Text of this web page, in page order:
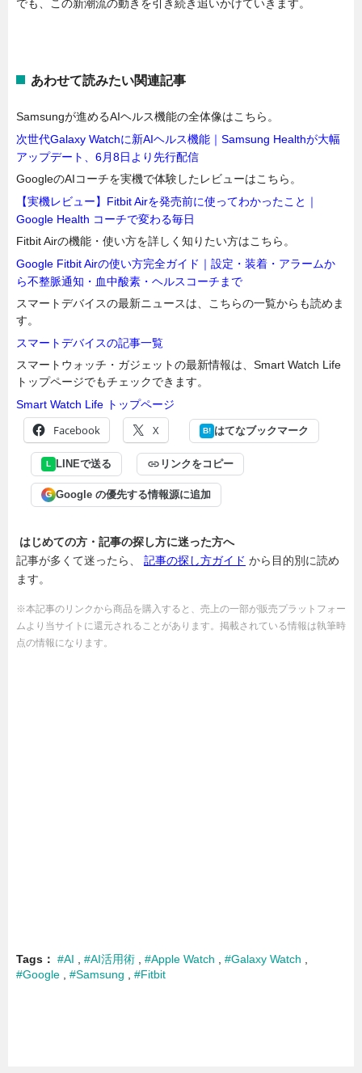
でも、この新潮流の動きを引き続き追いかけていきます。
あわせて読みたい関連記事
Samsungが進めるAIヘルス機能の全体像はこちら。
次世代Galaxy Watchに新AIヘルス機能｜Samsung Healthが大幅
アップデート、6月8日より先行配信
GoogleのAIコーチを実機で体験したレビューはこちら。
【実機レビュー】Fitbit Airを発売前に使ってわかったこと｜
Google Health コーチで変わる毎日
Fitbit Airの機能・使い方を詳しく知りたい方はこちら。
Google Fitbit Airの使い方完全ガイド｜設定・装着・アラームか
ら不整脈通知・血中酸素・ヘルスコーチまで
スマートデバイスの最新ニュースは、こちらの一覧からも読めま
す。
スマートデバイスの記事一覧
スマートウォッチ・ガジェットの最新情報は、Smart Watch Life
トップページでもチェックできます。
Smart Watch Life トップページ
Facebook X B! はてなブックマーク
L LINEで送る リンクをコピー
G Google の優先する情報源に追加
はじめての方・記事の探し方に迷った方へ
記事が多くて迷ったら、 記事の探し方ガイド から目的別に読め
ます。
※本記事のリンクから商品を購入すると、売上の一部が販売プラットフォー
ムより当サイトに還元されることがあります。掲載されている情報は執筆時
点の情報になります。
Tags #AI #AI活用術 #Apple Watch
#Galaxy Watch
#Google
#Samsung #Fitbit